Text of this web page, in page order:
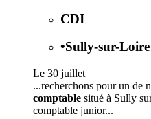
CDI
•Sully-sur-
Le 30 juillet
...recherchons pour un de
comptable situé à Sully
comptable junior...